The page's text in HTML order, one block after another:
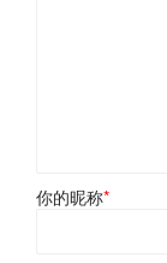
你的昵称*